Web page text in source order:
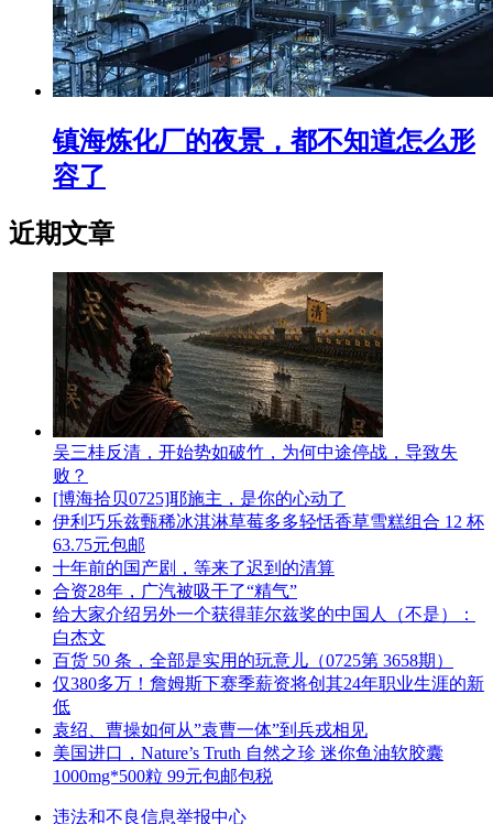
镇海炼化厂的夜景，都不知道怎么形
容了
近期文章
吴三桂反清，开始势如破竹，为何中途停战，导致失
败？
[博海拾贝0725]耶施主，是你的心动了
伊利巧乐兹甄稀冰淇淋草莓多多轻恬香草雪糕组合 12 杯
63.75元包邮
十年前的国产剧，等来了迟到的清算
合资28年，广汽被吸干了“精气”
给大家介绍另外一个获得菲尔兹奖的中国人（不是）：
白杰文
百货 50 条，全部是实用的玩意儿（0725第 3658期）
仅380多万！詹姆斯下赛季薪资将创其24年职业生涯的新
低
袁绍、曹操如何从”袁曹一体”到兵戎相见
美国进口，Nature’s Truth 自然之珍 迷你鱼油软胶囊
1000mg*500粒 99元包邮包税
违法和不良信息举报中心